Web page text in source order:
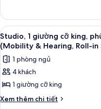
phù
hợp
cho
người
khuyết
tật,
bồn
Studio,
giường
cỡ
king,
phù
hợp
người
khuyết
tật,
Xem
tất
cả
ảnh
Studio,
1
giường
7
Studio, 1 giường cỡ king,
(Mobility & Hearing, Roll-in
1 phòng ngủ
4 khách
1 giường cỡ king
Xem thêm chi tiết
Chi